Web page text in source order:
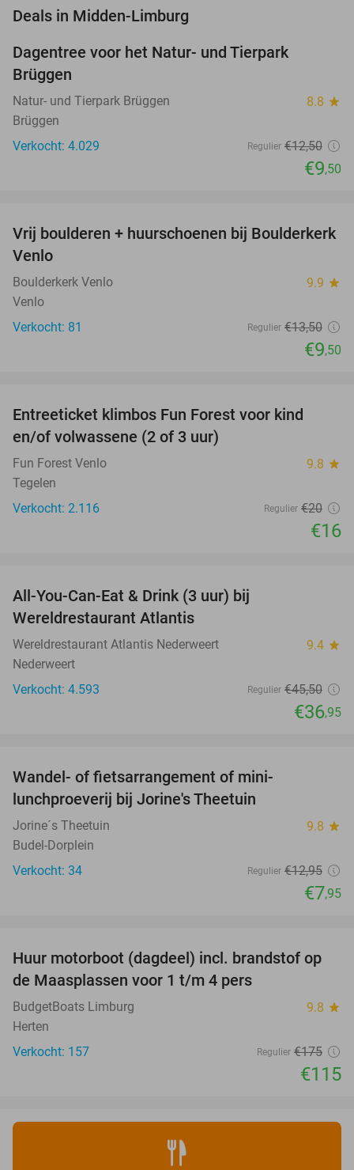
Deals in Midden-Limburg
Dagentree voor het Natur- und Tierpark
Brüggen
Natur- und Tierpark Brüggen 8.8 star
Brüggen
Verkocht: 4.029
Regulier €12,50
€9,50
30%
TODAY
Vrij boulderen + huurschoenen bij Boulderkerk
Venlo
Boulderkerk Venlo 9.9 star
Venlo
Verkocht: 81
Regulier €13,50
€9,50
Entreeticket klimbos Fun Forest voor kind
en/of volwassene (2 of 3 uur)
Fun Forest Venlo 9.8 star
Tegelen
Verkocht: 2.116
Regulier €20
€16
All-You-Can-Eat & Drink (3 uur) bij
Wereldrestaurant Atlantis
Wereldrestaurant Atlantis Nederweert 9.4 star
Nederweert
Verkocht: 4.593
Regulier €45,50
€36,95
Wandel- of fietsarrangement of mini-
lunchproeverij bij Jorine's Theetuin
Jorine´s Theetuin 9.8 star
Budel-Dorplein
Verkocht: 34
Regulier €12,95
€7,95
34%
Huur motorboot (dagdeel) incl. brandstof op
de Maasplassen voor 1 t/m 4 pers
BudgetBoats Limburg 9.8 star
Herten
Verkocht: 157
Regulier €175
€115